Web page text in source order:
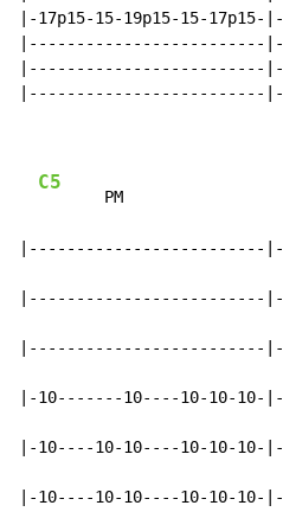
|-17p15-15-19p15-15-
|-------------------------
|-------------------------
|-------------------------
C5
       PM
|-------------------------
|-------------------------
|-------------------------
|-10-------10----10-10-10-
|-10----10-10----10-10-10-
|-10----10-10----10-10-10-